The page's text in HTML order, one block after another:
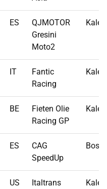
ES
QJMOTOR
Gresini
Moto2
Kalex
IT
Fantic
Racing
Kalex
BE
Fieten Olie
Racing GP
Kalex
ES
CAG
SpeedUp
US
Italtrans
Kalex